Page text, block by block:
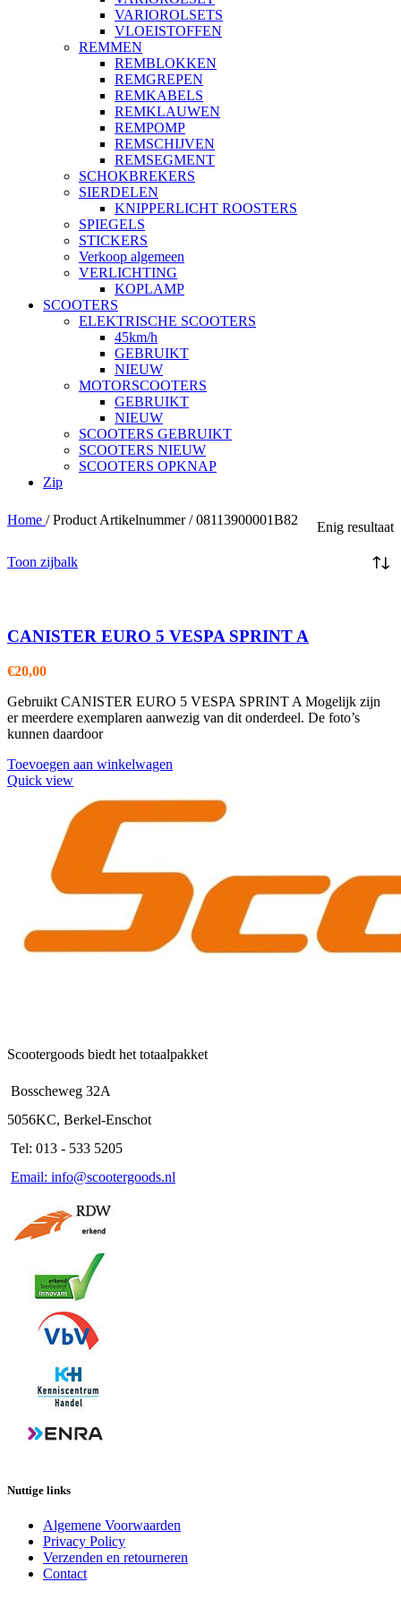
VARIOROLSETS
VLOEISTOFFEN
REMMEN
REMBLOKKEN
REMGREPEN
REMKABELS
REMKLAUWEN
REMPOMP
REMSCHIJVEN
REMSEGMENT
SCHOKBREKERS
SIERDELEN
KNIPPERLICHT ROOSTERS
SPIEGELS
STICKERS
Verkoop algemeen
VERLICHTING
KOPLAMP
SCOOTERS
ELEKTRISCHE SCOOTERS
45km/h
GEBRUIKT
NIEUW
MOTORSCOOTERS
GEBRUIKT
NIEUW
SCOOTERS GEBRUIKT
SCOOTERS NIEUW
SCOOTERS OPKNAP
Zip
Home / Product Artikelnummer/ 08113900001B82 Enig resultaat
Toon zijbalk
CANISTER EURO 5 VESPA SPRINT A
€20,00
Gebruikt CANISTER EURO 5 VESPA SPRINT A Mogelijk zijn
er meerdere exemplaren aanwezig van dit onderdeel. De foto’s
kunnen daardoor
Toevoegen aan winkelwagen
Quick view
Scootergoods biedt het totaalpakket
Bosscheweg 32A
5056KC, Berkel-Enschot
Tel: 013 - 533 5205
Email: info@scootergoods.nl
Nuttige links
Algemene Voorwaarden
Privacy Policy
Verzenden en retourneren
Contact